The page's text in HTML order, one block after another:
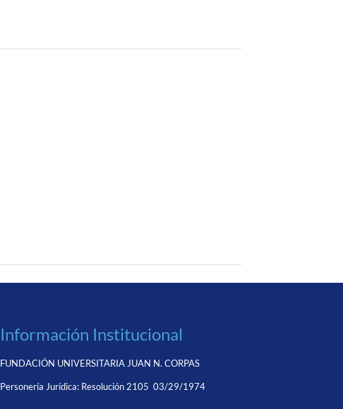
Información Institucional
FUNDACIÓN UNIVERSITARIA JUAN N. CORPAS
Personería Jurídica: Resolución 2105 03/29/1974